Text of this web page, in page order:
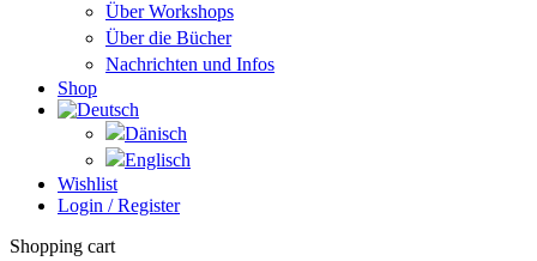
Über Workshops
Über die Bücher
Nachrichten und Infos
Shop
Wishlist
Login / Register
Shopping cart